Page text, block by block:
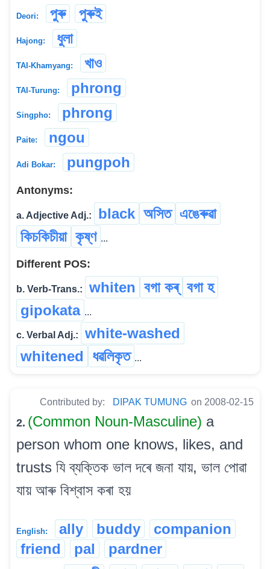
Deori: পুৰু পুৰুই
Hajong: ধুলা
TAI-Khamyang: খাও
TAI-Turung: phrong
Singpho: phrong
Paite: ngou
Adi Bokar: pungpoh
Antonyms:
a. Adjective Adj.: black অসিত এঙেৰুৱা
কিচকিচীয়া কৃষ্ণ ...
Different POS:
b. Verb-Trans.: whiten বগা কৰ্ বগা হ
gipokata ...
c. Verbal Adj.:
white-washed
whitened
ধৱলিকৃত ...
Contributed by: DIPAK TUMUNG on 2008-02-15
2. (Common Noun-Masculine) a
person whom one knows, likes, and
trusts যি ব্যক্তিক ভাল দৰে জনা যায়, ভাল পোৱা
যায় আৰু বিশ্বাস কৰা হয়
English: ally buddy
companion
friend
pal pardner